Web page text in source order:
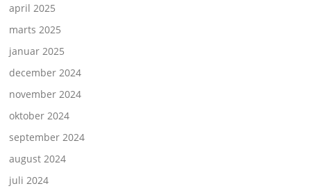
april 2025
marts 2025
januar 2025
december 2024
november 2024
oktober 2024
september 2024
august 2024
juli 2024